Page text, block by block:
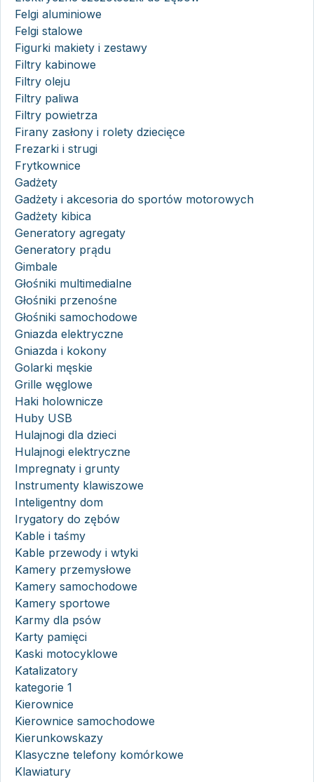
Felgi aluminiowe
Felgi stalowe
Figurki makiety i zestawy
Filtry kabinowe
Filtry oleju
Filtry paliwa
Filtry powietrza
Firany zasłony i rolety dziecięce
Frezarki i strugi
Frytkownice
Gadżety
Gadżety i akcesoria do sportów motorowych
Gadżety kibica
Generatory agregaty
Generatory prądu
Gimbale
Głośniki multimedialne
Głośniki przenośne
Głośniki samochodowe
Gniazda elektryczne
Gniazda i kokony
Golarki męskie
Grille węglowe
Haki holownicze
Huby USB
Hulajnogi dla dzieci
Hulajnogi elektryczne
Impregnaty i grunty
Instrumenty klawiszowe
Inteligentny dom
Irygatory do zębów
Kable i taśmy
Kable przewody i wtyki
Kamery przemysłowe
Kamery samochodowe
Kamery sportowe
Karmy dla psów
Karty pamięci
Kaski motocyklowe
Katalizatory
kategorie 1
Kierownice
Kierownice samochodowe
Kierunkowskazy
Klasyczne telefony komórkowe
Klawiatury